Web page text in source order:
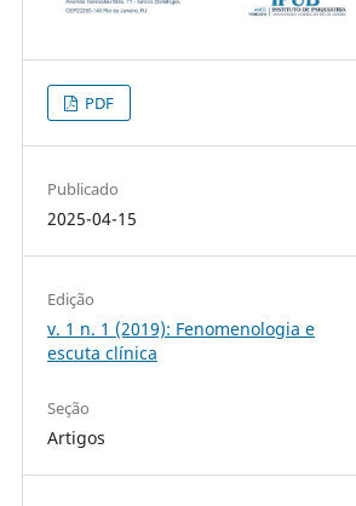
PDF
Publicado
2025-04-15
Edição
v. 1 n. 1 (2019): Fenomenologia e
escuta clínica
Seção
Artigos